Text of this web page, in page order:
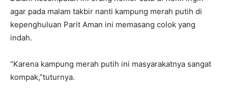
agar pada malam takbir nanti kampung merah putih di
kepenghuluan Parit Aman ini memasang colok yang
indah.
“Karena kampung merah putih ini masyarakatnya sangat
kompak,”tuturnya.